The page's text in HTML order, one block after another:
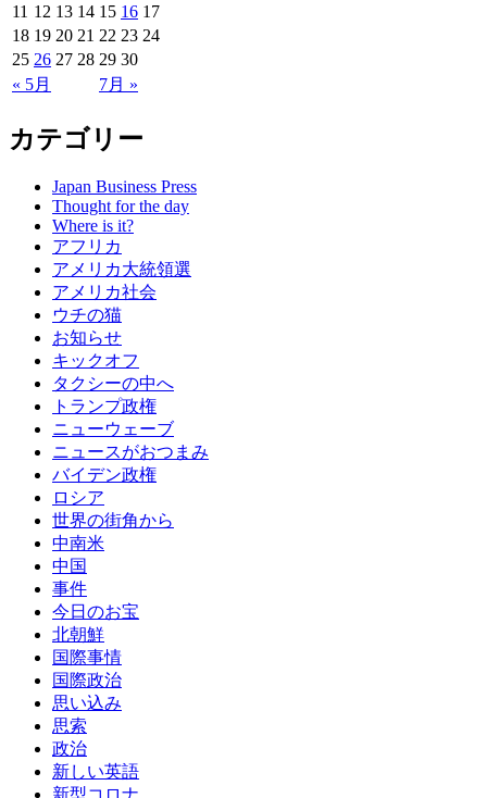
« 5月 7月 »
11 12 13 14 15 16 17
18 19 20 21 22 23 24
25 26 27 28 29 30
カテゴリー
Japan Business Press
Thought for the day
Where is it?
アフリカ
アメリカ大統領選
アメリカ社会
ウチの猫
お知らせ
キックオフ
タクシーの中へ
トランプ政権
ニューウェーブ
ニュースがおつまみ
バイデン政権
ロシア
世界の街角から
中南米
中国
事件
今日のお宝
北朝鮮
国際事情
国際政治
思い込み
思索
政治
新しい英語